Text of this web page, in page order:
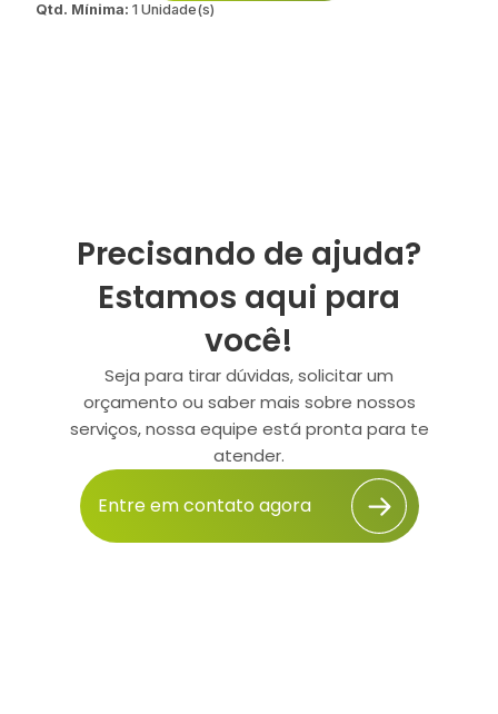
Qtd. Mínima: 1 Unidade(s)
Precisando de ajuda?
Estamos aqui para
você!
Seja para tirar dúvidas, solicitar um
orçamento ou saber mais sobre nossos
serviços, nossa equipe está pronta para te
atender.
Entre em contato agora